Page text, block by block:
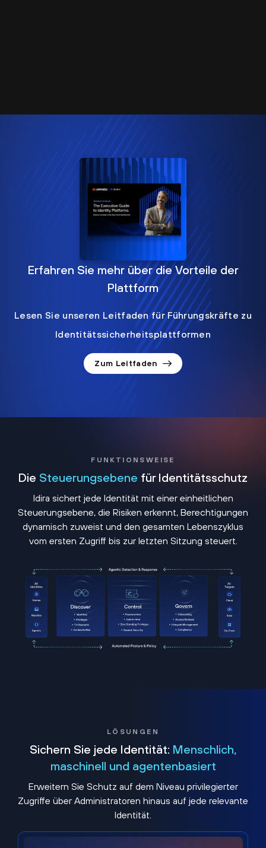
Erfahren Sie mehr über die Vorteile der
Plattform
Lesen Sie unseren Leitfaden für Führungskräfte zu
Identitätssicherheitsplattformen
Zum Leitfaden
FUNKTIONSWEISE
Die Steuerungsebene für Identitätsschutz
Idira sichert jede Identität mit einer einheitlichen
Steuerungsebene, die Risiken erkennt, Berechtigungen
dynamisch zuweist und den gesamten Lebenszyklus
vom ersten Zugriff bis zur letzten Sitzung steuert.
LÖSUNGEN
Sichern Sie jede Identität: Menschlich,
maschinell und agentenbasiert
Erweitern Sie Schutz auf dem Niveau privilegierter
Zugriffe über Administratoren hinaus auf jede relevante
Identität.